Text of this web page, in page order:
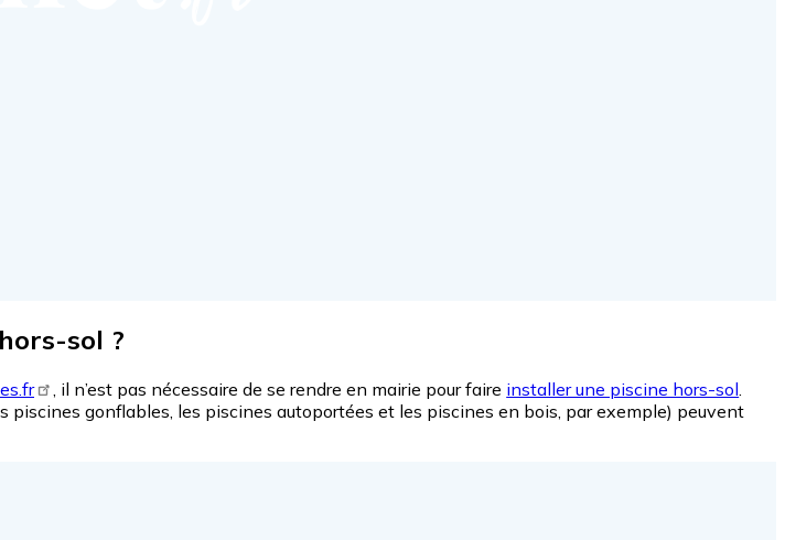
sol ?
, il n’est pas nécessaire de se rendre en mairie pour faire installer une piscine hors-sol
gonflables, les piscines autoportées et les piscines en bois, par exemple) peuvent